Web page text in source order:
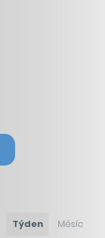
Týden Měsíc